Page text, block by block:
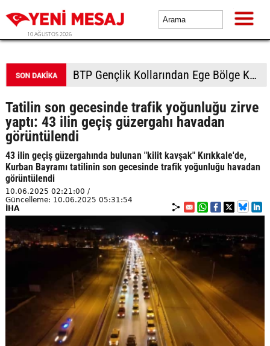
10 AĞUSTOS 2026
BTP Gençlik Kollarından Ege Bölge Kampı: Gençler Murat Dağı'nda buluştu
Tatilin son gecesinde trafik yoğunluğu zirve
yaptı: 43 ilin geçiş güzergahı havadan
görüntülendi
43 ilin geçiş güzergahında bulunan "kilit kavşak" Kırıkkale'de,
Kurban Bayramı tatilinin son gecesinde trafik yoğunluğu havadan
görüntülendi
10.06.2025 02:21:00 /
Güncelleme: 10.06.2025 05:31:54
İHA